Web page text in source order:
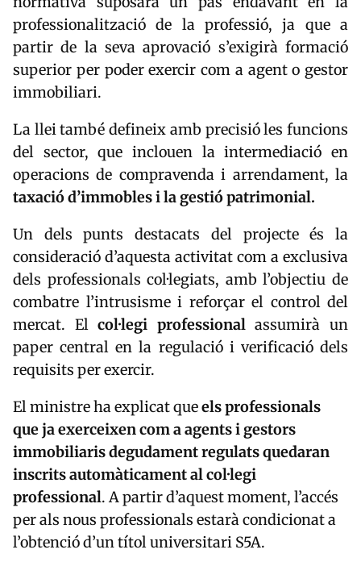
professionalització de la professió, ja que a
partir de la seva aprovació s’exigirà formació
superior per poder exercir com a agent o gestor
immobiliari.
La llei també defineix amb precisió les funcions
del sector, que inclouen la intermediació en
operacions de compravenda i arrendament, la
taxació d’immobles i la gestió patrimonial.
Un dels punts destacats del projecte és la
consideració d’aquesta activitat com a exclusiva
dels professionals col·legiats, amb l’objectiu de
combatre l’intrusisme i reforçar el control del
mercat. Elcol·legi professionalassumirà un
paper central en la regulació i verificació dels
requisits per exercir.
El ministre ha explicat queels professionals
que ja exerceixen com a agents i gestors
immobiliaris degudament regulats quedaran
inscrits automàticament al col·legi
professional. A partir d’aquest moment, l’accés
per als nous professionals estarà condicionat a
l’obtenció d’un títol universitari S5A.